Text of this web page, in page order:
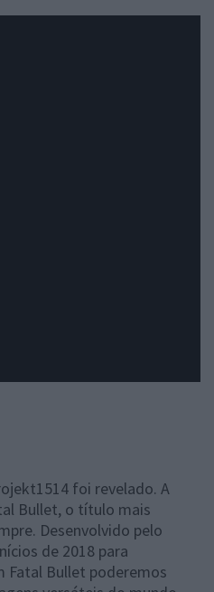
foi revelado. A
Bullet, o título mais
Desenvolvido pelo
de 2018 para
Fatal Bullet poderemos